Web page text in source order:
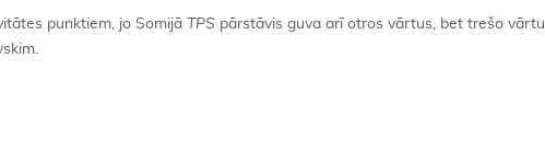
punktiem, jo Somijā TPS pārstāvis guva arī otros vārtus, bet trešo vārtu